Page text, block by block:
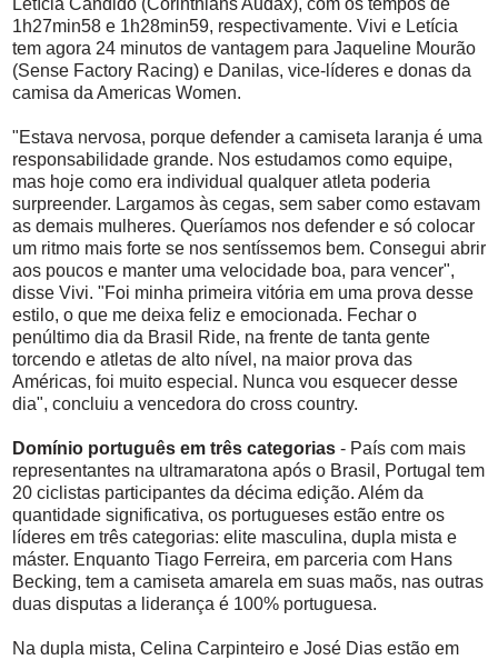
Letícia Cândido (Corinthians Audax), com os tempos de
1h27min58 e 1h28min59, respectivamente. Vivi e Letícia
tem agora 24 minutos de vantagem para Jaqueline Mourão
(Sense Factory Racing) e Danilas, vice-líderes e donas da
camisa da Americas Women.
"Estava nervosa, porque defender a camiseta laranja é uma
responsabilidade grande. Nos estudamos como equipe,
mas hoje como era individual qualquer atleta poderia
surpreender. Largamos às cegas, sem saber como estavam
as demais mulheres. Queríamos nos defender e só colocar
um ritmo mais forte se nos sentíssemos bem. Consegui abrir
aos poucos e manter uma velocidade boa, para vencer",
disse Vivi. "Foi minha primeira vitória em uma prova desse
estilo, o que me deixa feliz e emocionada. Fechar o
penúltimo dia da Brasil Ride, na frente de tanta gente
torcendo e atletas de alto nível, na maior prova das
Américas, foi muito especial. Nunca vou esquecer desse
dia", concluiu a vencedora do cross country.
Domínio português em três categorias - País com mais
representantes na ultramaratona após o Brasil, Portugal tem
20 ciclistas participantes da décima edição. Além da
quantidade significativa, os portugueses estão entre os
líderes em três categorias: elite masculina, dupla mista e
máster. Enquanto Tiago Ferreira, em parceria com Hans
Becking, tem a camiseta amarela em suas maõs, nas outras
duas disputas a liderança é 100% portuguesa.
Na dupla mista, Celina Carpinteiro e José Dias estão em